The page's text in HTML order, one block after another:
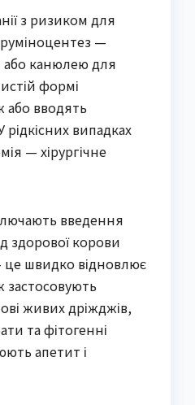
з ризиком для
—
канюлею для
формі
вводять
рідкісних випадках
— хірургічне
введення
здорової корови
це швидко відновлює
живих дріжджів,
та фітогенні
апетит і